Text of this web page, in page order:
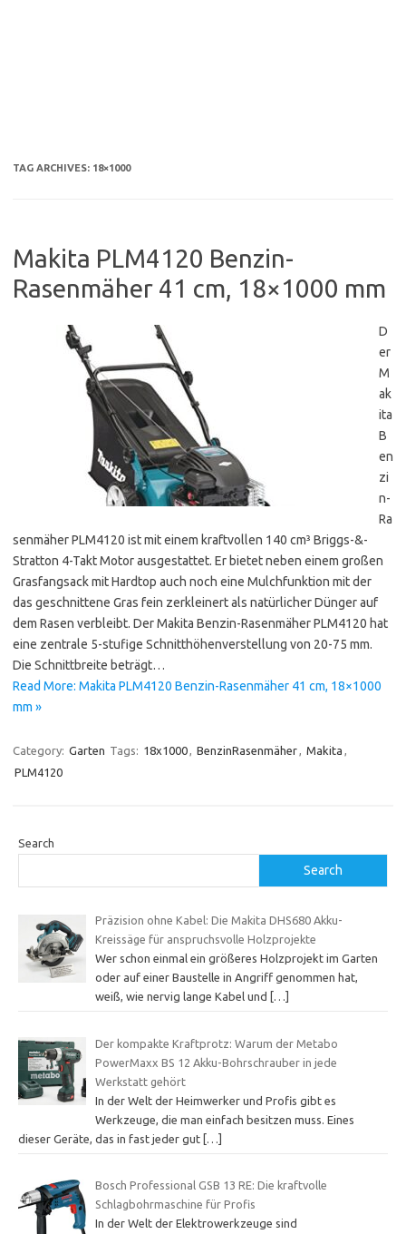
TAG ARCHIVES: 18×1000
Makita PLM4120 Benzin-
Rasenmäher 41 cm, 18×1000 mm
D
er
M
ak
ita
B
en
zi
n-
Ra
senmäher PLM4120 ist mit einem kraftvollen 140 cm³ Briggs-&-
Stratton 4-Takt Motor ausgestattet. Er bietet neben einem großen
Grasfangsack mit Hardtop auch noch eine Mulchfunktion mit der
das geschnittene Gras fein zerkleinert als natürlicher Dünger auf
dem Rasen verbleibt. Der Makita Benzin-Rasenmäher PLM4120 hat
eine zentrale 5-stufige Schnitthöhenverstellung von 20-75 mm.
Die Schnittbreite beträgt…
Read More: Makita PLM4120 Benzin-Rasenmäher 41 cm, 18×1000
mm »
Category: Garten Tags: 18x1000, BenzinRasenmäher, Makita ,
PLM4120
Search
Search
Präzision ohne Kabel: Die Makita DHS680 Akku-
Kreissäge für anspruchsvolle Holzprojekte
Wer schon einmal ein größeres Holzprojekt im Garten
oder auf einer Baustelle in Angriff genommen hat,
weiß, wie nervig lange Kabel und
[…]
Der kompakte Kraftprotz: Warum der Metabo
PowerMaxx BS 12 Akku-Bohrschrauber in jede
Werkstatt gehört
In der Welt der Heimwerker und Profis gibt es
Werkzeuge, die man einfach besitzen muss. Eines
dieser Geräte, das in fast jeder gut […]
Bosch Professional GSB 13 RE: Die kraftvolle
Schlagbohrmaschine für Profis
In der Welt der Elektrowerkzeuge sind